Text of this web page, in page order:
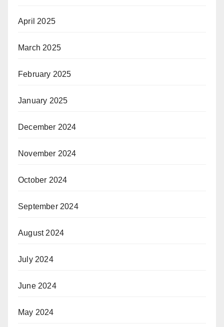
April 2025
March 2025
February 2025
January 2025
December 2024
November 2024
October 2024
September 2024
August 2024
July 2024
June 2024
May 2024